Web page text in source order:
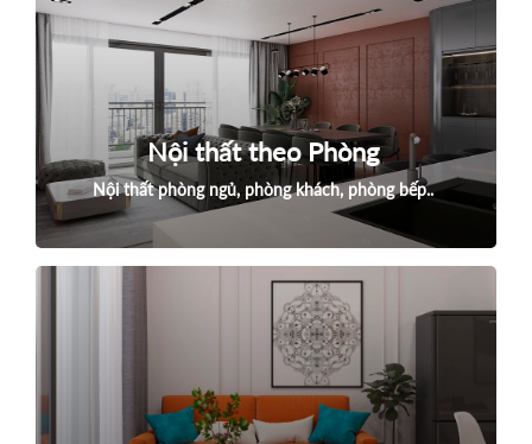
Nội thất theo Phòng
Nội thất phòng ngủ, phòng khách, phòng bếp..